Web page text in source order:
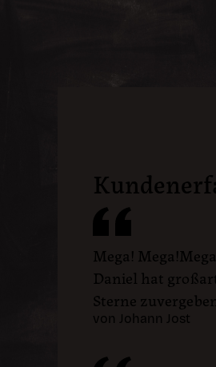
Mega!
Daniel hat
Sterne
von Johann Jost